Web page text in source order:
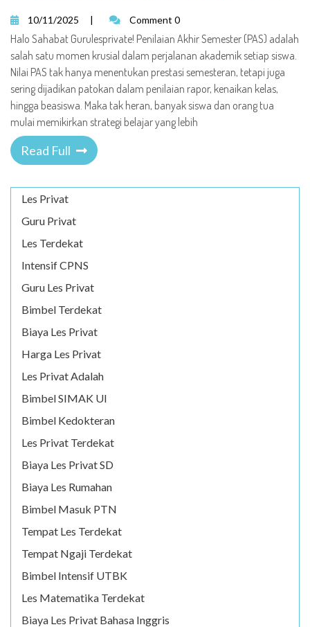
10/11/2025 | Comment 0
Halo Sahabat Gurulesprivate! Penilaian Akhir Semester (PAS) adalah
salah satu momen krusial dalam perjalanan akademik setiap siswa.
Nilai PAS tak hanya menentukan prestasi semesteran, tetapi juga
sering dijadikan patokan dalam penilaian rapor, kenaikan kelas,
hingga beasiswa. Maka tak heran, banyak siswa dan orang tua
mulai memikirkan strategi belajar yang lebih
Read Full
Les Privat
Guru Privat
Les Terdekat
Intensif CPNS
Guru Les Privat
Bimbel Terdekat
Biaya Les Privat
Harga Les Privat
Les Privat Adalah
Bimbel SIMAK UI
Bimbel Kedokteran
Les Privat Terdekat
Biaya Les Privat SD
Biaya Les Rumahan
Bimbel Masuk PTN
Tempat Les Terdekat
Tempat Ngaji Terdekat
Bimbel Intensif UTBK
Les Matematika Terdekat
Biaya Les Privat Bahasa Inggris